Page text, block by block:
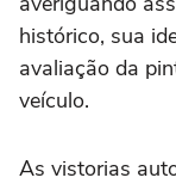
histórico, sua
avaliação da
veículo.
As vistorias